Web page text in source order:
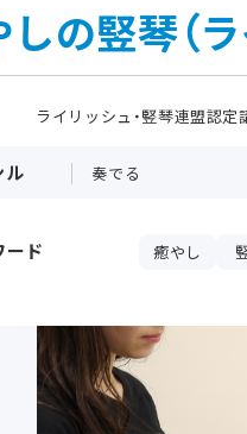
の竪琴（
ライリッシュ・竪琴連盟認
ル 奏でる
ード 癒やし